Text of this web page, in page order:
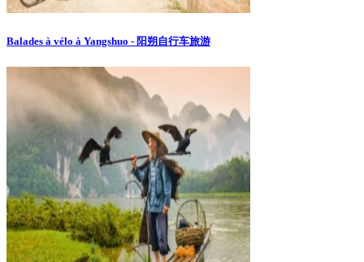
Balades à vélo à Yangshuo - 阳朔自行车旅游